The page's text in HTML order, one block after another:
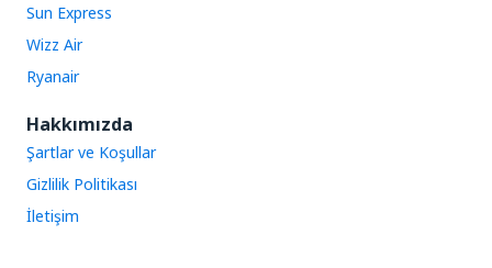
Sun Express
Wizz Air
Ryanair
Hakkımızda
Şartlar ve Koşullar
Gizlilik Politikası
İletişim